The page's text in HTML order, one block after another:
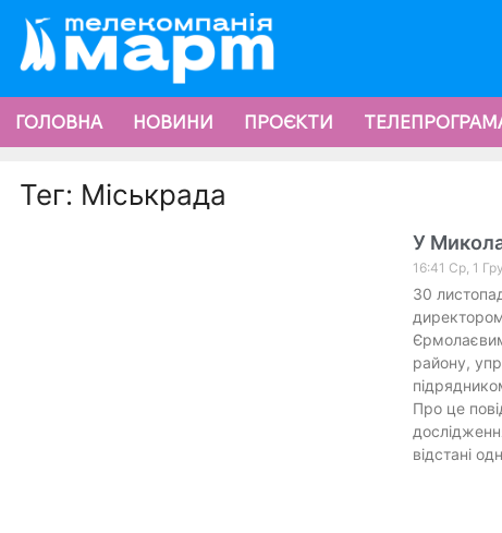
ГОЛОВНА НОВИНИ ПРОЄКТИ
Тег: Міськрада
У
16:41 Ср, 1
30
району,
Про це
відстані